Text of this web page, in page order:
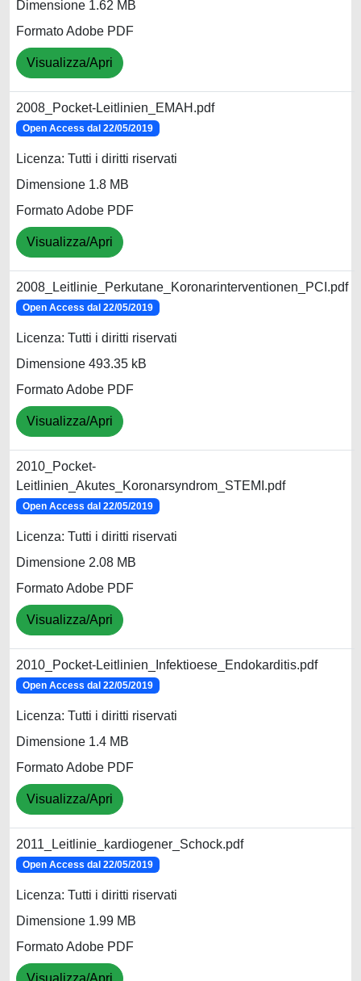
Dimensione 1.62 MB
Formato Adobe PDF
Visualizza/Apri
2008_Pocket-Leitlinien_EMAH.pdf
Open Access dal 22/05/2019
Licenza: Tutti i diritti riservati
Dimensione 1.8 MB
Formato Adobe PDF
Visualizza/Apri
2008_Leitlinie_Perkutane_Koronarinterventionen_PCI.pdf
Open Access dal 22/05/2019
Licenza: Tutti i diritti riservati
Dimensione 493.35 kB
Formato Adobe PDF
Visualizza/Apri
2010_Pocket-
Leitlinien_Akutes_Koronarsyndrom_STEMI.pdf
Open Access dal 22/05/2019
Licenza: Tutti i diritti riservati
Dimensione 2.08 MB
Formato Adobe PDF
Visualizza/Apri
2010_Pocket-Leitlinien_Infektioese_Endokarditis.pdf
Open Access dal 22/05/2019
Licenza: Tutti i diritti riservati
Dimensione 1.4 MB
Formato Adobe PDF
Visualizza/Apri
2011_Leitlinie_kardiogener_Schock.pdf
Open Access dal 22/05/2019
Licenza: Tutti i diritti riservati
Dimensione 1.99 MB
Formato Adobe PDF